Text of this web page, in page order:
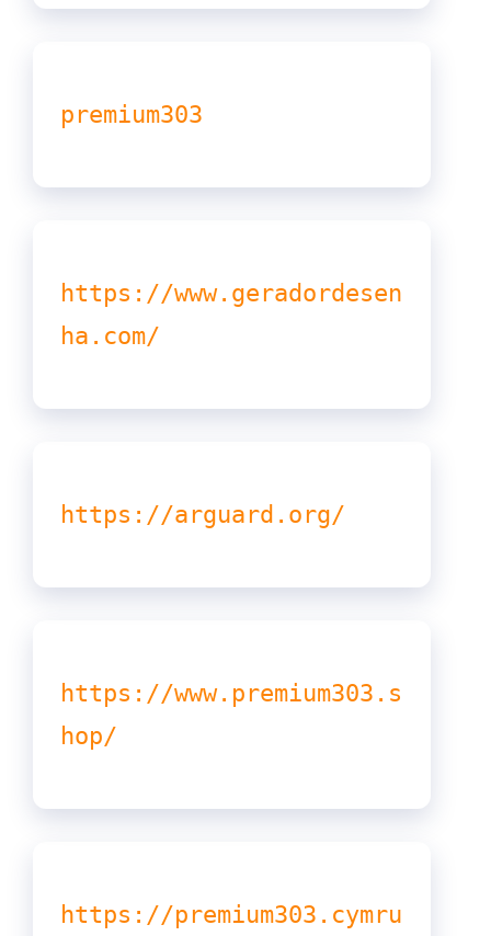
premium303
https://www.geradordesen
ha.com/
https://arguard.org/
https://www.premium303.s
hop/
https://premium303.cymru